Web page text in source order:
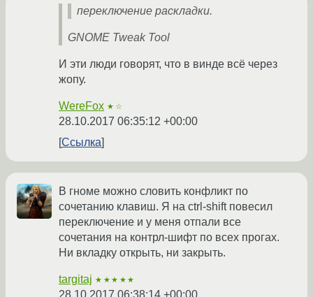
переключение раскладки.
GNOME Tweak Tool
И эти люди говорят, что в винде всё через
жопу.
WereFox ★☆
28.10.2017 06:35:12 +00:00
Ссылка
В гноме можно словить конфликт по
сочетанию клавиш. Я на ctrl-shift повесил
переключение и у меня отпали все
сочетания на контрл-шифт по всех прогах.
Ни вкладку открыть, ни закрыть.
targitaj ★★★★★